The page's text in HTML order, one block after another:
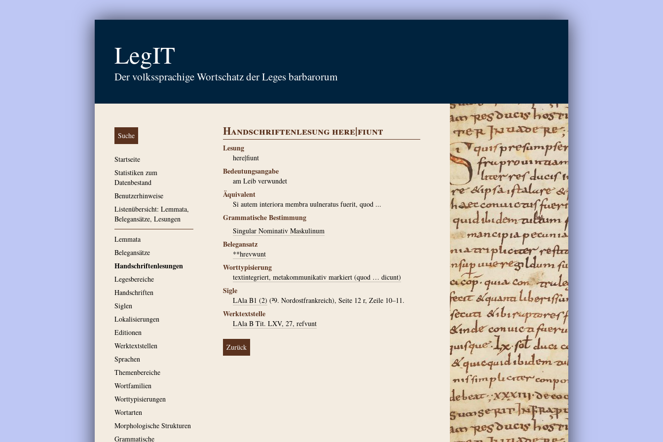
LegIT
Der volkssprachige Wortschatz der Leges barbarorum
Suche
Startseite
Statistiken zum
Datenbestand
Benutzerhinweise
Listenübersicht: Lemmata,
Belegansätze, Lesungen
Lemmata
Belegansätze
Handschriftenlesungen
Legesbereiche
Handschriften
Siglen
Lokalisierungen
Editionen
Werktextstellen
Sprachen
Themenbereiche
Wortfamilien
Worttypisierungen
Wortarten
Morphologische Strukturen
Grammatische
Handschriftenlesung here|fiunt
Lesung
here|fiunt
Bedeutungsangabe
am Leib verwundet
Äquivalent
Si autem interiora membra uulneratus fuerit, quod ...
Grammatische Bestimmung
Singular Nominativ Maskulinum
Belegansatz
**hrevwunt
Worttypisierung
textintegriert, metakommunikativ markiert (quod … dicunt)
Sigle
LAla B1 (2) (²9. Nordostfrankreich), Seite 12 r, Zeile 10–11.
Werktextstelle
LAla B Tit. LXV, 27, refvunt
Zurück